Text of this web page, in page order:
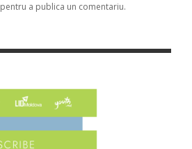
pentru a publica un comentariu.